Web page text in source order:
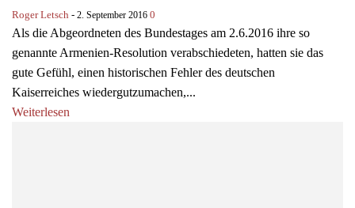
Roger Letsch - 2. September 2016 0
Als die Abgeordneten des Bundestages am 2.6.2016 ihre so
genannte Armenien-Resolution verabschiedeten, hatten sie das
gute Gefühl, einen historischen Fehler des deutschen
Kaiserreiches wiedergutzumachen,...
Weiterlesen